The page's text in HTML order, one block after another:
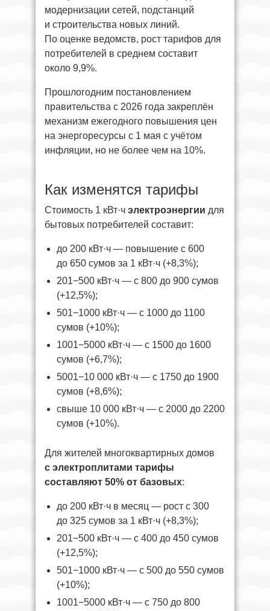
модернизации сетей, подстанций
и строительства новых линий.
По оценке ведомств, рост тарифов для
потребителей в среднем составит
около 9,9%.
Прошлогодним постановлением
правительства с 2026 года закреплён
механизм ежегодного повышения цен
на энергоресурсы с 1 мая с учётом
инфляции, но не более чем на 10%.
Как изменятся тарифы
Стоимость 1 кВт·ч электроэнергии для
бытовых потребителей составит:
до 200 кВт·ч — повышение с 600
до 650 сумов за 1 кВт·ч (+8,3%);
201−500 кВт·ч — с 800 до 900 сумов
(+12,5%);
501−1000 кВт·ч — с 1000 до 1100
сумов (+10%);
1001−5000 кВт·ч — с 1500 до 1600
сумов (+6,7%);
5001−10 000 кВт·ч — с 1750 до 1900
сумов (+8,6%);
свыше 10 000 кВт·ч — с 2000 до 2200
сумов (+10%).
Для жителей многоквартирных домов
с электроплитами тарифы
составляют 50% от базовых:
до 200 кВт·ч в месяц — рост с 300
до 325 сумов за 1 кВт·ч (+8,3%);
201−500 кВт·ч — с 400 до 450 сумов
(+12,5%);
501−1000 кВт·ч — с 500 до 550 сумов
(+10%);
1001−5000 кВт·ч — с 750 до 800